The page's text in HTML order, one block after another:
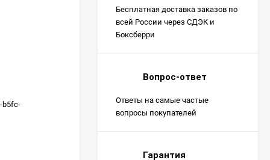
b5fc-
Бесплатная доставка заказов по
всей России через СДЭК и
Боксберри
Вопрос-ответ
Ответы на самые частые
вопросы покупателей
Гарантия